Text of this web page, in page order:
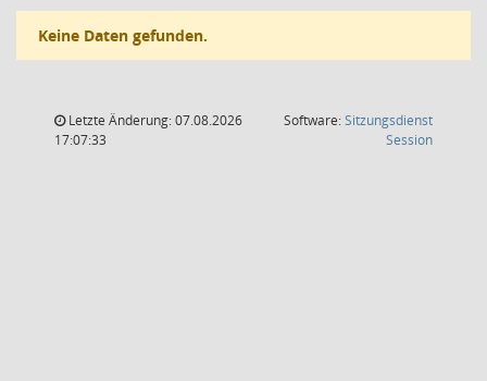
Keine Daten gefunden.
Letzte Änderung: 07.08.2026
17:07:33
Software:Sitzungsdienst
Session(Wird in